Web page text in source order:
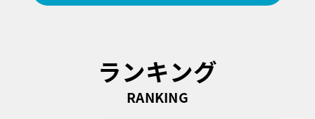
ランキング
RANKING